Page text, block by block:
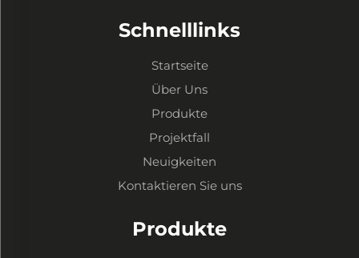
Schnelllinks
Startseite
Über Uns
Produkte
Projektfall
Neuigkeiten
Kontaktieren Sie uns
Produkte